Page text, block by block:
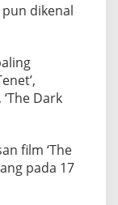
dikenal
Dark
film ‘The
pada 17